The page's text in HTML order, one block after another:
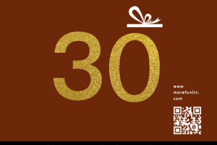
• 客製化文字
加入魔翻
• 實穿分享
精選商品• 魔翻誌
常見問題